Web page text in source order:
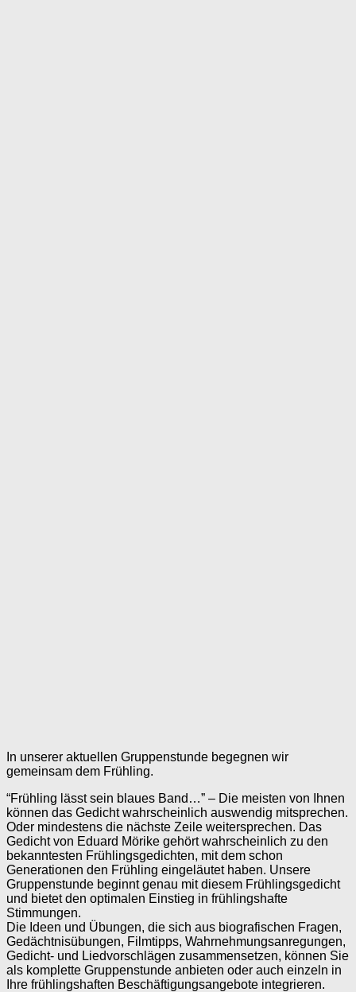
In unserer aktuellen Gruppenstunde begegnen wir
gemeinsam dem Frühling.
“Frühling lässt sein blaues Band…” – Die meisten von Ihnen
können das Gedicht wahrscheinlich auswendig mitsprechen.
Oder mindestens die nächste Zeile weitersprechen. Das
Gedicht von Eduard Mörike gehört wahrscheinlich zu den
bekanntesten Frühlingsgedichten, mit dem schon
Generationen den Frühling eingeläutet haben. Unsere
Gruppenstunde beginnt genau mit diesem Frühlingsgedicht
und bietet den optimalen Einstieg in frühlingshafte
Stimmungen.
Die Ideen und Übungen, die sich aus biografischen Fragen,
Gedächtnisübungen, Filmtipps, Wahrnehmungsanregungen,
Gedicht- und Liedvorschlägen zusammensetzen, können Sie
als komplette Gruppenstunde anbieten oder auch einzeln in
Ihre frühlingshaften Beschäftigungsangebote integrieren.